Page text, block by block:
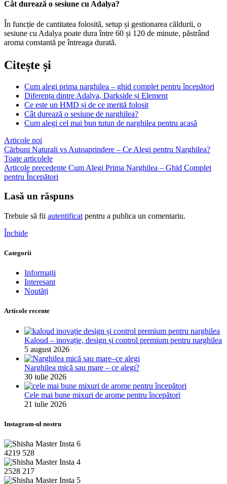
Cât durează o sesiune cu Adalya?
În funcție de cantitatea folosită, setup și gestionarea căldurii, o
sesiune cu Adalya poate dura între 60 și 120 de minute, păstrând
aroma constantă pe întreaga durată.
Citește și
Cum alegi prima narghilea – ghid complet pentru începători
Diferența dintre Adalya, Darkside și Element
Ce este un HMD și de ce merită folosit
Cât durează o sesiune de narghilea?
Cum alegi cel mai bun tutun de narghilea pentru acasă
Articole noi
Cărbuni Naturali vs Autoaprindere – Ce Alegi pentru Narghilea?
Toate articolele
Articole precedente Cum Alegi Prima Narghilea – Ghid Complet
pentru Începători
Lasă un răspuns
Trebuie să fii autentificat pentru a publica un comentariu.
Închide
Categorii
Informații
Interesant
Noutăți
Articole recente
Kaloud – inovație, design și control premium pentru narghilea
5 august 2026
Narghilea mică sau mare – ce alegi?
30 iulie 2026
Cele mai bune mixuri de arome pentru începători
21 iulie 2026
Instagram-ul nostru
4219 528
2528 217